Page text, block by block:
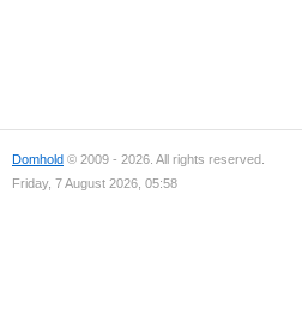
Domhold © 2009 - 2026. All rights reserved.
Friday, 7 August 2026, 05:58